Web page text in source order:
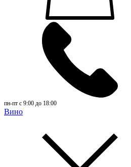
пн-пт с 9:00 до 18:00
Вино